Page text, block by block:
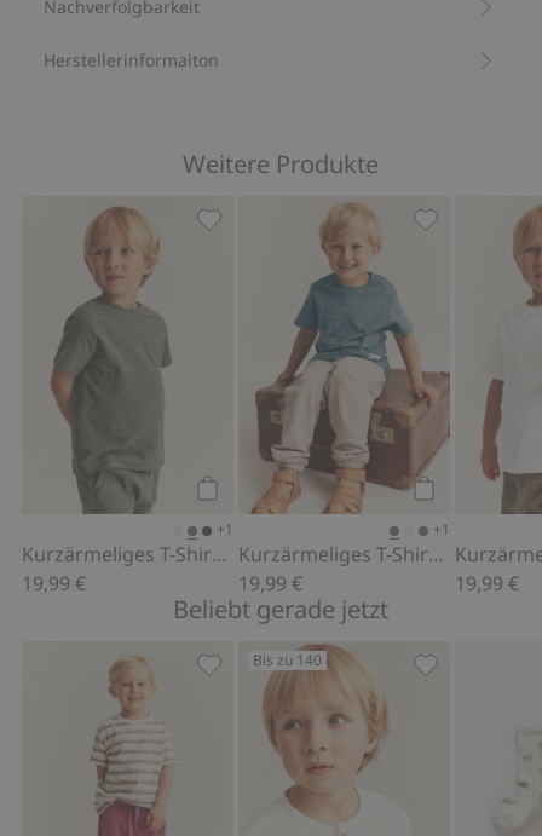
Nachverfolgbarkeit
Herstellerinformaiton
Weitere Produkte
Kaufen
+1
Kurzärmeliges T-Shirt mit Struktur
19,99 €
Kurzärmeliges T-Shirt mit Struktur,
+1
Kurzärmeliges T-Shirt mit Struktur
19,99 €
19,99 €
Beliebt gerade jetzt
Shorts aus Webstoff, Zu Favoriten
Bis zu 140